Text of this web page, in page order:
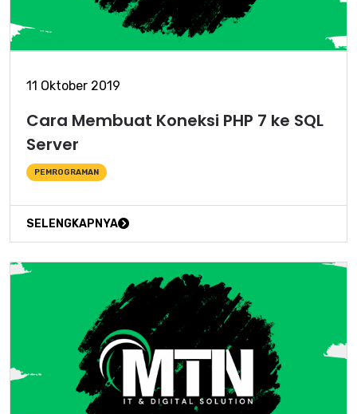
11 Oktober 2019
Cara Membuat Koneksi PHP 7 ke SQL
Server
PEMROGRAMAN
SELENGKAPNYA